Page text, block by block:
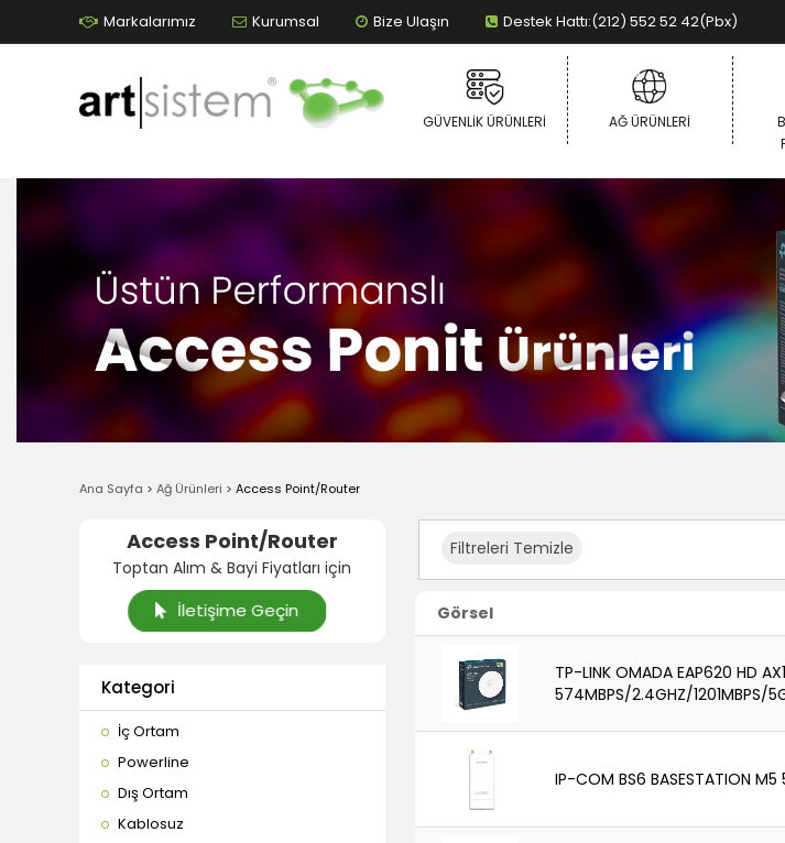
Markalarımız Kurumsal Bize Ulaşın Destek Hattı:(212) 552 52 42(Pbx)
GÜVENLIK ÜRÜNLERI AĞ ÜRÜNLERI
Ana Sayfa > Ağ Ürünleri > Access Point/Router
Access Point/Router
Toptan Alım & Bayi Fiyatları için
İletişime Geçin
Kategori
İç Ortam
Powerline
Dış Ortam
Kablosuz
Filtreleri Temizle
Görsel
TP-LINK OMADA EAP620 HD
574MBPS/2.4GHZ/1201MBPS/
IP-COM BS6 BASESTATION M5